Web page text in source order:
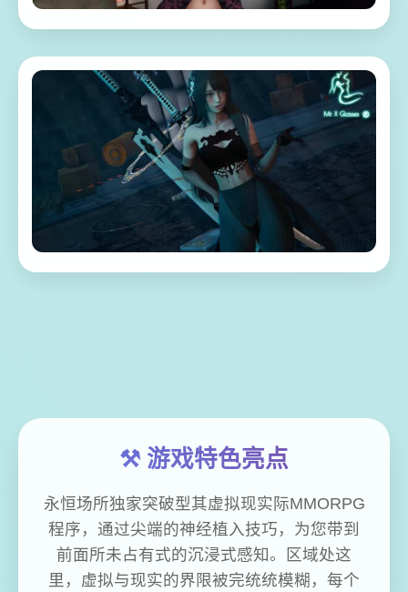
⚒️ 游戏特色亮点
永恒场所独家突破型其虚拟现实际MMORPG
程序，通过尖端的神经植入技巧，为您带到
前面所未占有式的沉浸式感知。区域处这
里，虚拟与现实的界限被完统统模糊，每个